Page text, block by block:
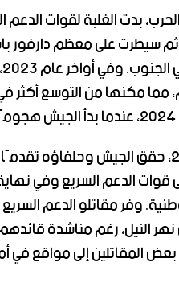
بدت الغلبة لقوات
سيطرت على معظم دارفور
مكنها من التوسع أكثر في
وفي أوائل عام 2025، حقق الجيش
قوات الدعم السريع وفي
وفر مقاتلو الدعم
النيل، رغم مناشدة
المقاتلين إلى مواقع في